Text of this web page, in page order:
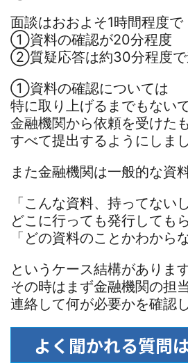
面談はおおよそ1時間程度で
①資料の確認が20分程度
②質疑応答は約30分程度で
①資料の確認については
特に取り上げるまでもない
金融機関から依頼を受けた
すべて提出するようにしまし
また金融機関は一般的な資
「こんな資料、持ってないし
どこに行っても発行しても
「どの資料のことかわからな
というケース結構があります
その時はまず金融機関の担
連絡して何が必要かを確認
よく聞かれる質問